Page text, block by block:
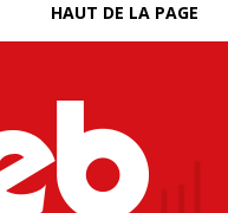
HAUT DE LA PAGE